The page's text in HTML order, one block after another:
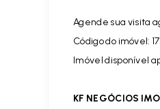
Agende sua visita
Código do imóvel:
Imóvel disponível
KF NEGÓCIOS